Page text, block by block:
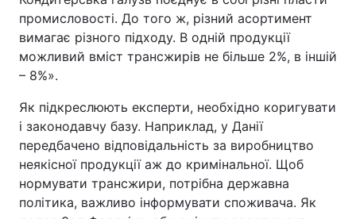
промисловості. До того ж, різний асортимент
вимагає різного підходу. В одній продукції
можливий вміст трансжирів не більше 2%, в іншій
– 8%».
Як підкреслюють експерти, необхідно коригувати
і законодавчу базу. Наприклад, у Данії
передбачено відповідальність за виробництво
неякісної продукції аж до кримінальної. Щоб
нормувати трансжири, потрібна державна
політика, важливо інформувати споживача. Як